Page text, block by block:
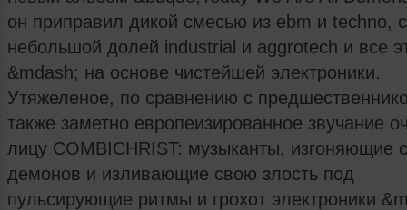
он приправил дикой смесью из ebm и techno, с
небольшой долей industrial и aggrotech и все
&mdash; на основе чистейшей электроники.
Утяжеленое, по сравнению с
также заметно европеизированное звучание
лицу COMBICHRIST: музыканты, изгоняющие
демонов и изливающие свою злость под
пульсирующие ритмы и грохот электроники